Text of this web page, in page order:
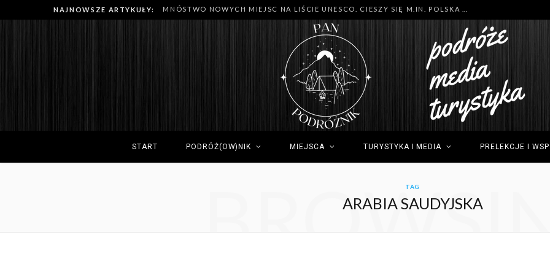
NAJNOWSZE ARTYKUŁY:
START PODRÓŻ(OW)NIK MIEJSCA TURYSTYKA I MEDIA PRELEKCJE I
TAG
ARABIA SAUDYJSKA